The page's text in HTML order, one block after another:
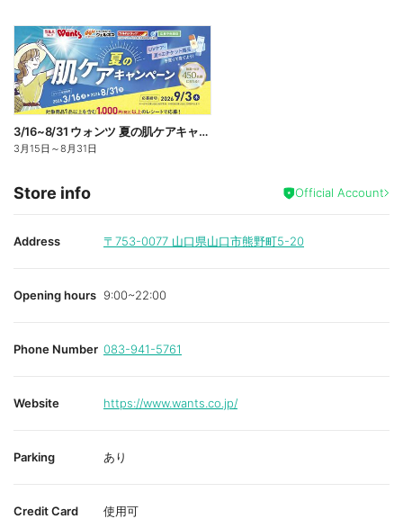
3/16~8/31 ウォンツ 夏の肌ケアキャンペーン
3月15日 ～8月31日
Store info Official Account
Address 〒753-0077 山口県山口市熊野町5-20
Opening hours 9:00~22:00
Phone Number 083-941-5761
Website https://www.wants.co.jp/
Parking あり
Credit Card 使用可